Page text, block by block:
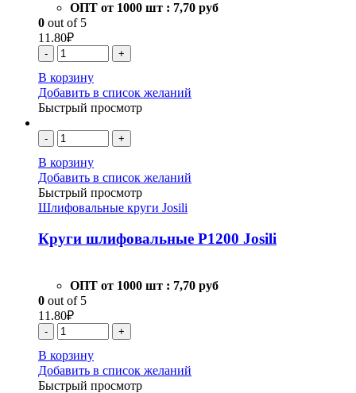
ОПТ от 1000 шт : 7,70 руб
0 out of 5
11.80₽
- +
В корзину
Добавить в список желаний
Быстрый просмотр
- +
В корзину
Добавить в список желаний
Быстрый просмотр
Шлифовальные круги Josili
Круги шлифовальные Р1200 Josili
ОПТ от 1000 шт : 7,70 руб
0 out of 5
11.80₽
- +
В корзину
Добавить в список желаний
Быстрый просмотр